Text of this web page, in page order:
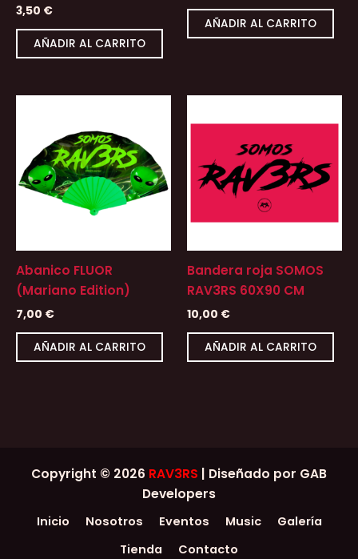
3,50 €
AÑADIR AL CARRITO
AÑADIR AL CARRITO
Abanico FLUOR
(Mariano Edition)
7,00 €
AÑADIR AL CARRITO
Bandera roja SOMOS
RAV3RS 60X90 CM
10,00 €
AÑADIR AL CARRITO
Copyright © 2026 RAV3RS | Diseñado por GAB
Developers
Inicio Nosotros Eventos Music
Galería
Tienda
Contacto